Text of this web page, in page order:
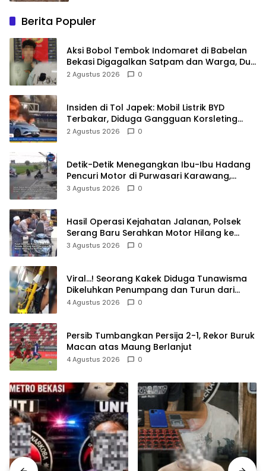
Berita Populer
Aksi Bobol Tembok Indomaret di Babelan
Bekasi Digagalkan Satpam dan Warga, Dua
Pelaku Diamankan
2 Agustus 2026 0
Insiden di Tol Japek: Mobil Listrik BYD
Terbakar, Diduga Gangguan Korsleting
Listrik
2 Agustus 2026 0
Detik-Detik Menegangkan Ibu-Ibu Hadang
Pencuri Motor di Purwasari Karawang,
Pelaku Lolos di Tengah Keramaian!
3 Agustus 2026 0
Hasil Operasi Kejahatan Jalanan, Polsek
Serang Baru Serahkan Motor Hilang ke
Pemilik
3 Agustus 2026 0
Viral…! Seorang Kakek Diduga Tunawisma
Dikeluhkan Penumpang dan Turun dari
TransJakarta Karena Bau Badan
4 Agustus 2026 0
Persib Tumbangkan Persija 2-1, Rekor Buruk
Macan atas Maung Berlanjut
4 Agustus 2026 0